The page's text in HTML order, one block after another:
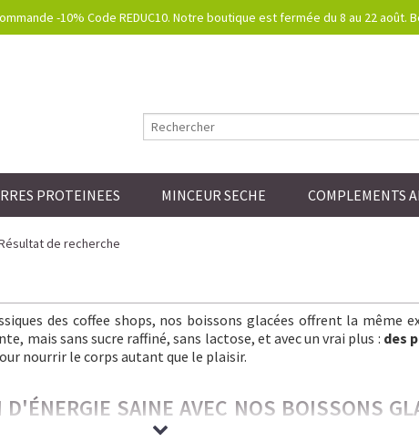
-10% Code REDUC10. Notre boutique est fermée du 8 au 22 août.
PROTEINEES MINCEUR SECHE COMPLEMENTS
de recherche
des coffee shops, nos boissons glacées offrent la même
mais sans sucre raffiné, sans lactose, et avec un vrai plus : des
nourrir le corps autant que le plaisir.
SAINE AVEC NOS BOISSONS